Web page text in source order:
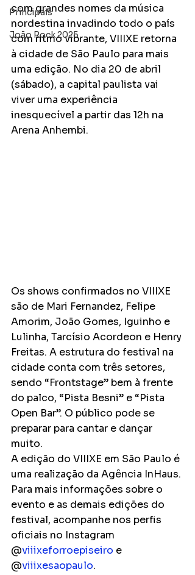
Principais
João Rock 2025
com grandes nomes da música
nordestina invadindo todo o país
com ritmo vibrante, VIIIXE retorna
à cidade de São Paulo para mais
uma edição. No dia 20 de abril
(sábado), a capital paulista vai
viver uma experiência
inesquecível a partir das 12h na
Arena Anhembi.
Os shows confirmados no VIIIXE
são de Mari Fernandez, Felipe
Amorim, João Gomes, Iguinho e
Lulinha, Tarcísio Acordeon e Henry
Freitas. A estrutura do festival na
cidade conta com três setores,
sendo “Frontstage” bem à frente
do palco, “Pista Besni” e “Pista
Open Bar”. O público pode se
preparar para cantar e dançar
muito.
A edição do VIIIXE em São Paulo é
uma realização da Agência InHaus.
Para mais informações sobre o
evento e as demais edições do
festival, acompanhe nos perfis
oficiais no Instagram
@viiixeforroepiseiro e
@viiixesaopaulo.